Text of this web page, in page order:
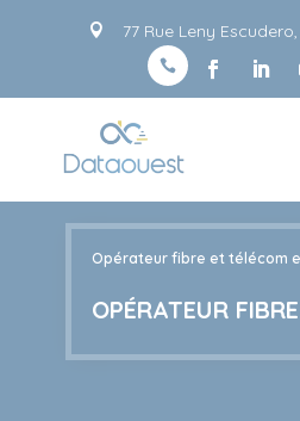
 77 Rue Leny

Opérateur fibre et télécom
OPÉRATEUR